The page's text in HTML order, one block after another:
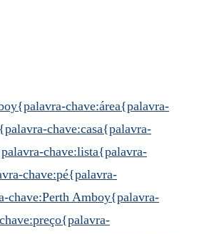
{palavra-chave:área{palavra-
{palavra-chave:casa{palavra-
chave:lista{palavra-
chave:pé{palavra-
chave:Perth Amboy{palavra-
{palavra-